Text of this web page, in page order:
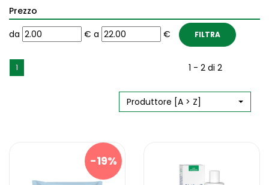
Prezzo
filtra
da
da €
filtra
a
a €
1 1 - 2 di 2
Produttore [A > Z]
19%